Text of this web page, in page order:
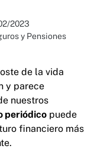
2023
y Pensiones
de la vida
y parece
nuestros
periódico puede
financiero más